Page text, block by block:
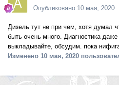
Опубликовано 10 мая, 2020
Дизель тут не при чем, хотя думал
быть очень много. Диагностика
выкладывайте, обсудим. пока
Изменено 10 мая, 2020